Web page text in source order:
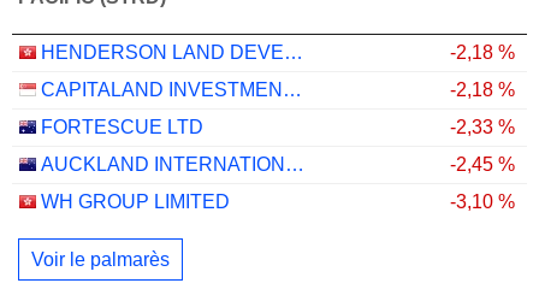
HENDERSON LAND DEVELOPMENT COMPANY LIMITED
-2,18 %
CAPITALAND INVESTMENT LIMITED
-2,18 %
FORTESCUE LTD
-2,33 %
AUCKLAND INTERNATIONAL AIRPORT LIMITED
-2,45 %
WH GROUP LIMITED
-3,10 %
Voir le palmarès